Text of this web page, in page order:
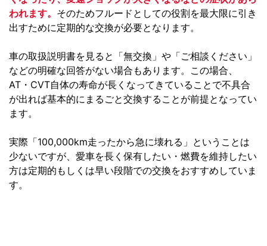
われます。 そのためフルードとしての役割を最大限に引き
出すために定期的な交換が必要となります。
車の取扱説明書を見ると「無交換」や「ご相談ください」
などの明確な回答がない場合もあります。この場合、
AT・CVT自体の寿命が長くなってきていることで不具合
が出れば基本的にまるごと交換することが前提となってい
ます。
実際「100,000km走ったから急に壊れる」ということは
少ないですが、愛車を長く保有したい・燃費を維持したい
方は定期的もしくは早い段階での交換をおすすめしていま
す。